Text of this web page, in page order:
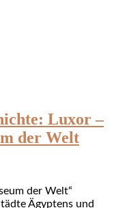
Luxor –
der Welt
der Welt“
Ägyptens und